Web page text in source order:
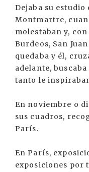
Dejaba su
Montmartre,
molestaban y,
Burdeos, San
quedaba y él,
adelante,
tanto le
En noviembre o
sus cuadros,
París.
En París,
exposiciones por